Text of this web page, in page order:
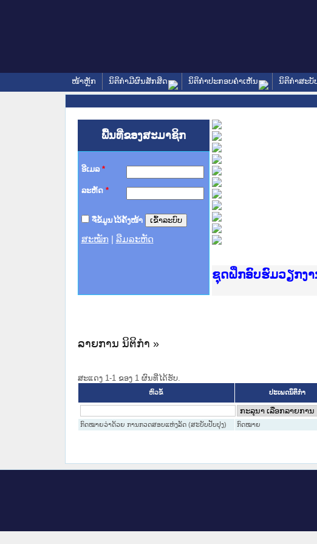
ໜ້າຫຼັກ ນິຕິກໍາມີຜົນສັກສິດ ນິຕິກໍາປະກອບຄໍາເຫັນ ນິຕິກໍາສະບັ
ພື້ນທີ່ຂອງສະມາຊິກ
ອີເມລ *
ລະຫັດ *
ຈື່ຂໍ້ມູນໄວ້ຄັ້ງໜ້າ
ສະໝັກ ລືມລະຫັດ
Ministry of
ເຜີຍແຜ່ວັບໄຊຈົດໝ
ກະຊວງຍຸຕິທຳ
ຊຸດຝຶກອົບຮົມວຽກງ
ກອງປະຊຸມທົບທວນ
ຝຶກອົບຮົມ ຜູ່ປະສານ
ຝຶກອົບຮົມ ຜູ່ປະສານ
ເຜີຍແຜ່ແອັບກົດໝາ
ເຜີຍແຜ່ແອັບກົດໝາ
ຍົກລະດັບວຽກງານ
ຊຸດຝຶກອົບຮົມວຽກງ
ລາຍການ ນິຕິກໍາ »
ສະແດງ 1-1 ຂອງ 1 ຜົນທີ່ໄດ້ຮັບ.
ຫົວຂໍ້ ປະເພດນິຕິກຳ
ກົດໝາຍວ່າດ້ວຍ ການກວດສອບແຫ່ງລັດ (ສະບັບປັບປຸງ) ກົດໝາຍ